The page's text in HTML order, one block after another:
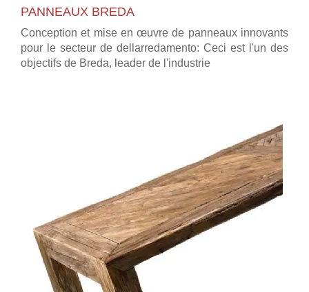
PANNEAUX BREDA
Conception et mise en œuvre de panneaux innovants
pour le secteur de dellarredamento: Ceci est l'un des
objectifs de Breda, leader de l'industrie